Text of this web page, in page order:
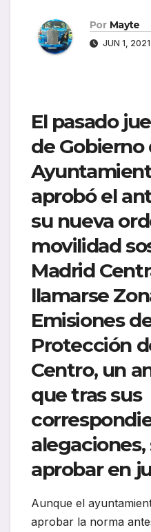
Por Mayte
JUN 1, 2021
El pasado
de Gobierno
aprobó el
su nueva
movilidad
Madrid
llamarse
Emisiones
Protección
Centro, un
que tras sus
alegaciones,
aprobar en
Aunque el
aprobar la norma